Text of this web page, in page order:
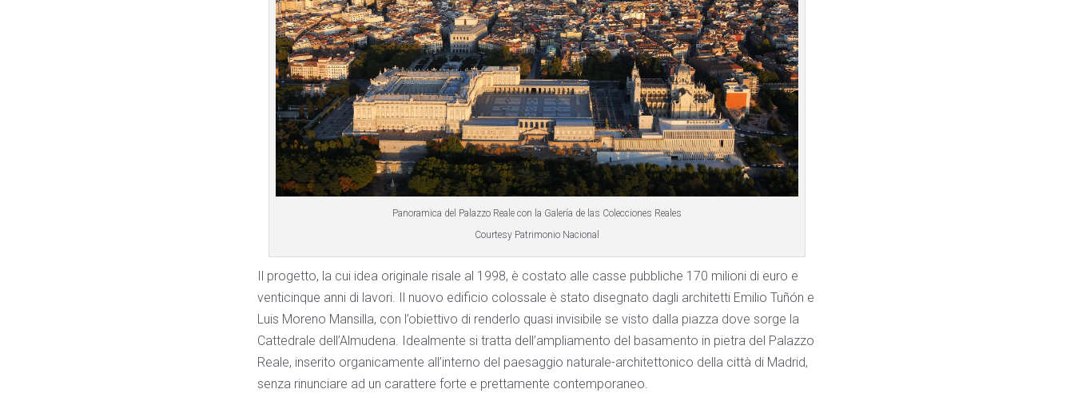
Panoramica del Palazzo Reale con la Galería de las Colecciones Reales
Courtesy Patrimonio Nacional
Il progetto, la cui idea originale risale al 1998, è costato alle casse pubbliche 170 milioni di euro e
venticinque anni di lavori. Il nuovo edificio colossale è stato disegnato dagli architetti Emilio Tuñón e
Luis Moreno Mansilla, con l’obiettivo di renderlo quasi invisibile se visto dalla piazza dove sorge la
Cattedrale dell’Almudena. Idealmente si tratta dell’ampliamento del basamento in pietra del Palazzo
Reale, inserito organicamente all’interno del paesaggio naturale-architettonico della città di Madrid,
senza rinunciare ad un carattere forte e prettamente contemporaneo.